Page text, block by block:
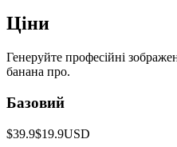
Ціни
Генеруйте професійні
банана про.
Базовий
$39.9$19.9USD